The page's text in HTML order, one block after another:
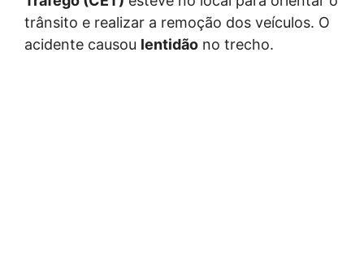
trânsito e realizar a remoção dos veículos. O
acidente causou lentidão no trecho.